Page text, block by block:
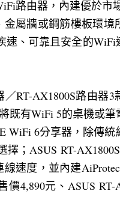
路由器，內建優於市
屬牆或鋼筋樓板環境
、可靠且安全的WiFi
RT-AX1800S路由器3
既有WiFi 5的桌機或筆
WiFi 6分享器，除傳統
；ASUS RT-
速度，並內建
4,890元、ASUS RT-